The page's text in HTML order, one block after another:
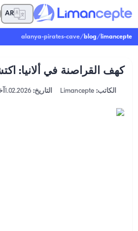
AR
limancepte
/
blog
/
alanya-pirates-cave
كهف القراصنة في ألانيا:
الكاتب: التاريخ: 1.02.2026